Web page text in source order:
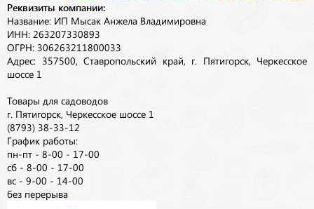
Реквизиты компании:
Название: ИП Мысак Анжела Владимировна
ИНН: 263207330893
ОГРН: 306263211800033
Адрес: 357500, Ставропольский край, г. Пятигорск, Черкесское
шоссе 1
Товары для садоводов
г. Пятигорск, Черкесское шоссе 1
(8793) 38-33-12
График работы:
пн-пт - 8-00 - 17-00
сб - 8-00 - 17-00
вс - 9-00 - 14-00
без перерыва